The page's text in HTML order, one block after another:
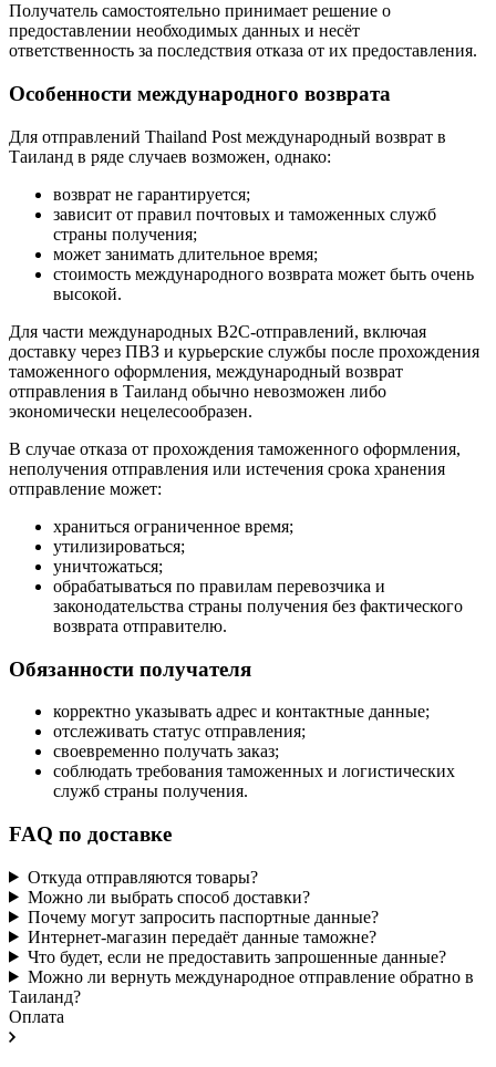
Получатель самостоятельно принимает решение о
предоставлении необходимых данных и несёт
ответственность за последствия отказа от их предоставления.
Особенности международного возврата
Для отправлений Thailand Post международный возврат в
Таиланд в ряде случаев возможен, однако:
возврат не гарантируется;
зависит от правил почтовых и таможенных служб
страны получения;
может занимать длительное время;
стоимость международного возврата может быть очень
высокой.
Для части международных B2C-отправлений, включая
доставку через ПВЗ и курьерские службы после прохождения
таможенного оформления, международный возврат
отправления в Таиланд обычно невозможен либо
экономически нецелесообразен.
В случае отказа от прохождения таможенного оформления,
неполучения отправления или истечения срока хранения
отправление может:
храниться ограниченное время;
утилизироваться;
уничтожаться;
обрабатываться по правилам перевозчика и
законодательства страны получения без фактического
возврата отправителю.
Обязанности получателя
корректно указывать адрес и контактные данные;
отслеживать статус отправления;
своевременно получать заказ;
соблюдать требования таможенных и логистических
служб страны получения.
FAQ по доставке
Откуда отправляются товары?
Можно ли выбрать способ доставки?
Почему могут запросить паспортные данные?
Интернет-магазин передаёт данные таможне?
Что будет, если не предоставить запрошенные данные?
Можно ли вернуть международное отправление обратно в
Таиланд?
Оплата